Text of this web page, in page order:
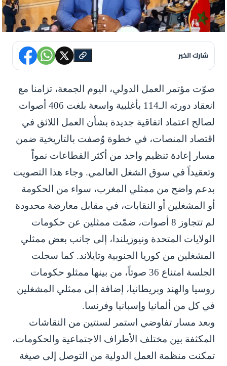
شارك الخبر
صوّت مؤتمر العمل الدولي، اليوم الجمعة، تزامنا مع
انعقاد دورته الـ114 بأغلبية واسعة بلغت 406 أصوات
لصالح اعتماد اتفاقية جديدة بشأن العمل اللائق في
اقتصاد المنصات، في خطوة وُصفت بالتاريخية ضمن
مسار إعادة تنظيم واحد من أكثر القطاعات نمواً
وتعقيداً في سوق الشغل العالمي. وجاء هذا التصويت
بدعم واضح من ممثلي المغرب، سواء من الحكومة
أو المشغلين أو النقابات، في مقابل معارضة محدودة
لم تتجاوز 8 أصوات، ضمّت ممثلين عن حكومات
الولايات المتحدة ونيوزيلندا، إلى جانب بعض ممثلي
المشغلين من كوريا الجنوبية وتايلاند. كما سجلت
الجلسة امتناع 36 صوتاً، من بينها ممثلو حكومات
روسيا والهند وبريطانيا، إضافة إلى ممثلي المشغلين
في كل من ألمانيا وإسبانيا وفرنسا.
وبعد مسار تفاوضي استمر لسنتين من النقاشات
المكثفة بين مختلف الأطراف الاجتماعية والحكومات،
تمكنت منظمة العمل الدولية من التوصل إلى صيغة